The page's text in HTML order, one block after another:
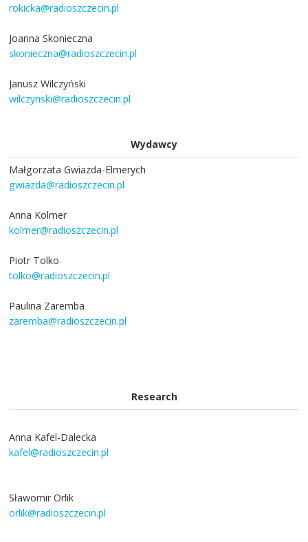
rokicka@radioszczecin.pl
Joanna Skonieczna
skonieczna@radioszczecin.pl
Janusz Wilczyński
wilczynski@radioszczecin.pl
Wydawcy
Małgorzata Gwiazda-Elmerych
gwiazda@radioszczecin.pl
Anna Kolmer
kolmer@radioszczecin.pl
Piotr Tolko
tolko@radioszczecin.pl
Paulina Zaremba
zaremba@radioszczecin.pl
Research
Anna Kafel-Dalecka
kafel@radioszczecin.pl
Sławomir Orlik
orlik@radioszczecin.pl